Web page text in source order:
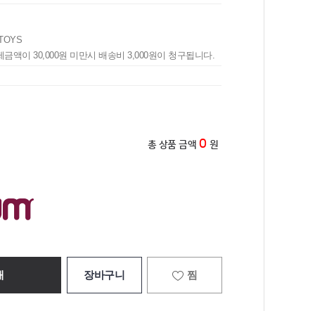
금액이 30,000원 미만시 배송비 3,000원이 청구됩니다.
총 상품 금액 0 원
장바구니 찜